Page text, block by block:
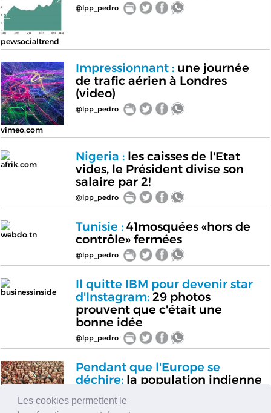
pewsocialtrend
@lpp_pedro
vimeo.com
Impressionnant :une journée
de trafic aérien à Londres
(video)
@lpp_pedro
afrik.com
Nigeria :les caisses de l'Etat
vides, le Président divise son
salaire par 2!
@lpp_pedro
webdo.tn
Tunisie :41mosquées «hors de
contrôle» fermées
@lpp_pedro
businessinside
Il quitte IBM pour devenir star
d'Instagram:29 photos
prouvent que c'était une
bonne idée
@lpp_pedro
Pendant que l'Europe se
déchire:la population indienne
Les cookies permettent le